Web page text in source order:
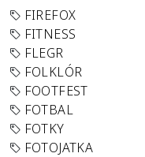
FIREFOX
FITNESS
FLEGR
FOLKLÓR
FOOTFEST
FOTBAL
FOTKY
FOTOJATKA